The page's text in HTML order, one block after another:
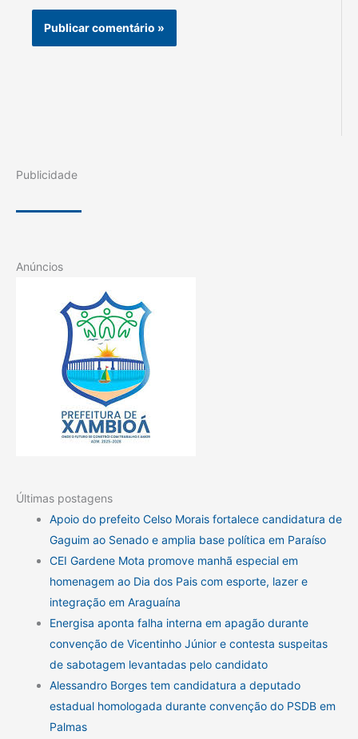
Publicidade
Anúncios
Últimas postagens
Apoio do prefeito Celso Morais fortalece candidatura de
Gaguim ao Senado e amplia base política em Paraíso
CEI Gardene Mota promove manhã especial em
homenagem ao Dia dos Pais com esporte, lazer e
integração em Araguaína
Energisa aponta falha interna em apagão durante
convenção de Vicentinho Júnior e contesta suspeitas
de sabotagem levantadas pelo candidato
Alessandro Borges tem candidatura a deputado
estadual homologada durante convenção do PSDB em
Palmas